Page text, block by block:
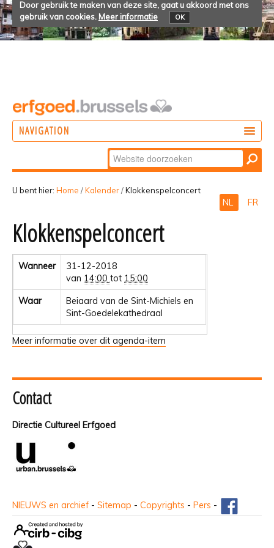
Door gebruik te maken van deze site, gaat u akkoord met ons
gebruik van cookies. Meer informatie OK
NAVIGATION
Zoek
Geavanceerd
zoeken...
U bent hier: Home /Kalender/Klokkenspelconcert
NL FR
Klokkenspelconcert
Wanneer
31-12-2018
van 14:00 tot 15:00
Waar
Beiaard van de Sint-Michiels en
Sint-Goedelekathedraal
Meer informatie over dit agenda-item
Contact
Directie Cultureel Erfgoed
NIEUWS en archief - Sitemap - Copyrights - Pers -